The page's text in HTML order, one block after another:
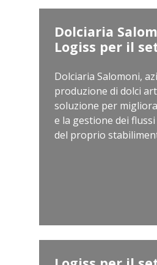
Dolciaria
Logiss per il
Dolciaria Salomoni,
produzione di dolci
soluzione per
e la gestione dei
del proprio